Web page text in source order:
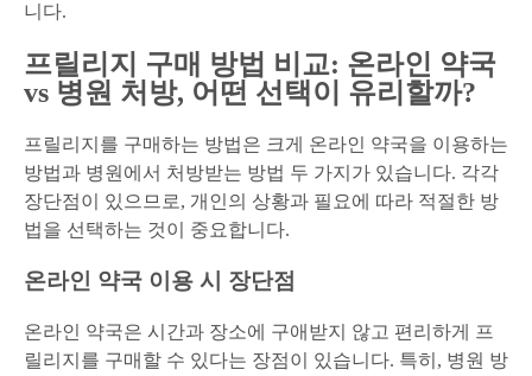
니다.
프릴리지 구매 방법 비교: 온라인 약국
vs 병원 처방, 어떤 선택이 유리할까?
프릴리지를 구매하는 방법은 크게 온라인 약국을 이용하는
방법과 병원에서 처방받는 방법 두 가지가 있습니다. 각각
장단점이 있으므로, 개인의 상황과 필요에 따라 적절한 방
법을 선택하는 것이 중요합니다.
온라인 약국 이용 시 장단점
온라인 약국은 시간과 장소에 구애받지 않고 편리하게 프
릴리지를 구매할 수 있다는 장점이 있습니다. 특히, 병원 방